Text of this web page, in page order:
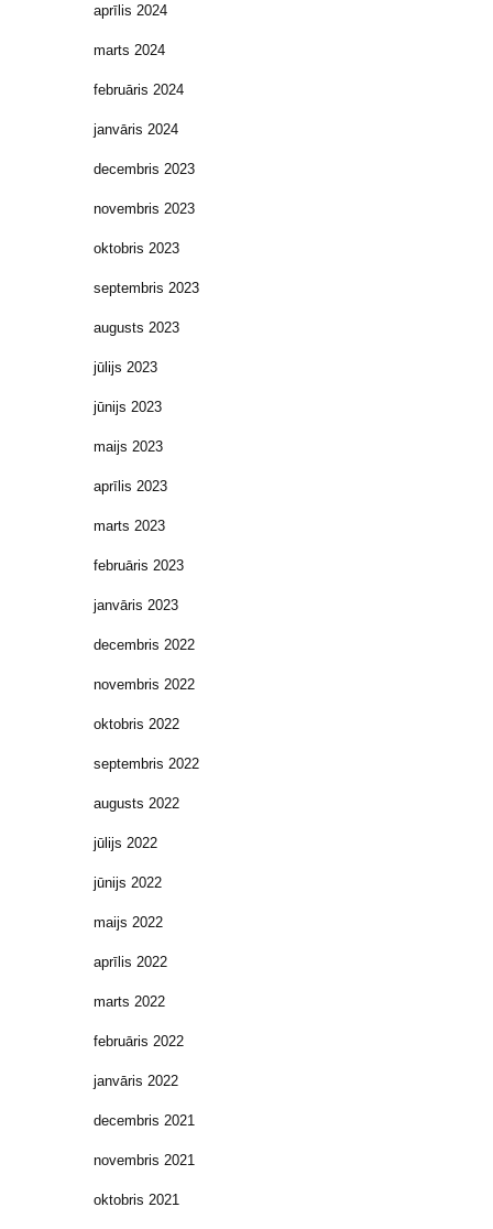
aprīlis 2024
marts 2024
februāris 2024
janvāris 2024
decembris 2023
novembris 2023
oktobris 2023
septembris 2023
augusts 2023
jūlijs 2023
jūnijs 2023
maijs 2023
aprīlis 2023
marts 2023
februāris 2023
janvāris 2023
decembris 2022
novembris 2022
oktobris 2022
septembris 2022
augusts 2022
jūlijs 2022
jūnijs 2022
maijs 2022
aprīlis 2022
marts 2022
februāris 2022
janvāris 2022
decembris 2021
novembris 2021
oktobris 2021